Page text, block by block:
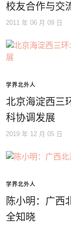
校友合作与交
2011 年 06 月 09 日
学界北外人
北京海淀西三
科协调发展
2019 年 12 月 05 日
学界北外人
陈小明：广西
全知晓